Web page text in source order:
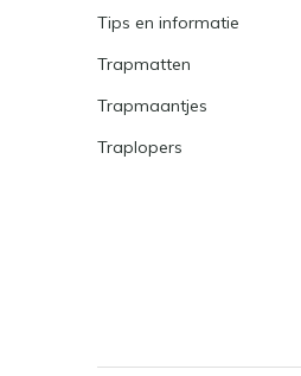
Tips en informatie
Trapmatten
Trapmaantjes
Traplopers